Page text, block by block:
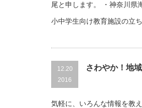
尾と申します。 ・神奈川県
小中学生向け教育施設の立
12.20
2016
さわやか！地
気軽に、いろんな情報を教